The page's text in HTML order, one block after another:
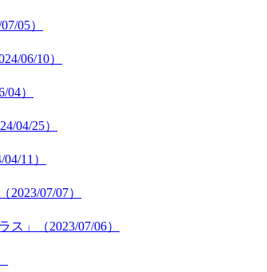
05）
06/10）
）
04/25）
11）
07/07）
」（2023/07/06）